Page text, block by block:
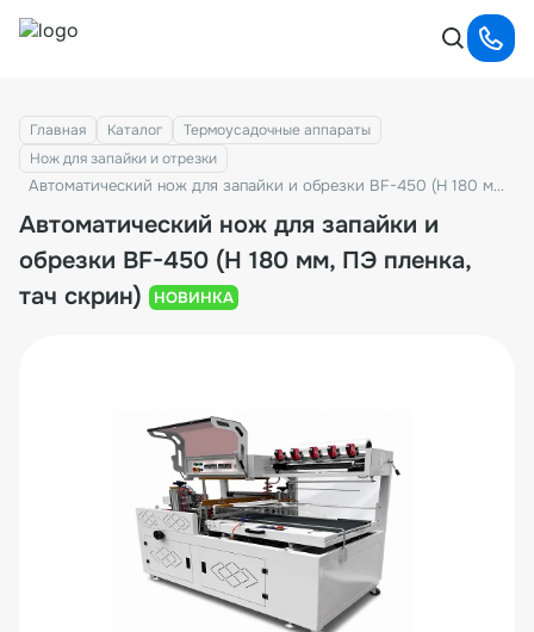
Главная Каталог
Термоусадочные аппараты
Нож для запайки и отрезки
Автоматический нож для запайки и обрезки BF-450 (H 180 мм, ПЭ пленка, тач скрин)
Автоматический нож для запайки и
обрезки BF-450 (H 180 мм, ПЭ пленка,
тач скрин)
НОВИНКА